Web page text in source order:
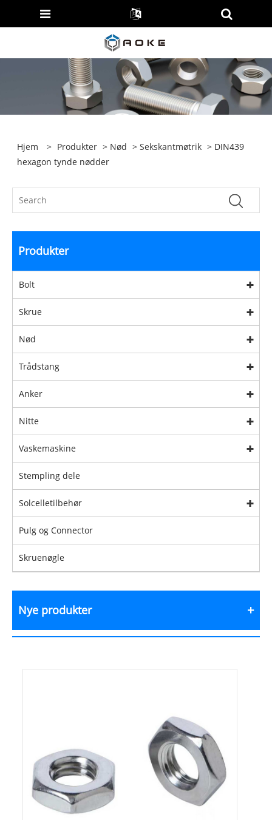
Hjem > Produkter > Nød >Sekskantmøtrik > DIN439
hexagon tynde nødder
Produkter
Bolt
Skrue
Nød
Trådstang
Anker
Nitte
Vaskemaskine
Stempling dele
Solcelletilbehør
Pulg og Connector
Skruenøgle
Nye produkter